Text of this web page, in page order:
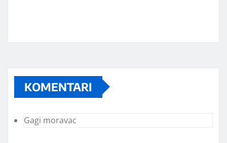
KOMENTARI
Gagi moravac